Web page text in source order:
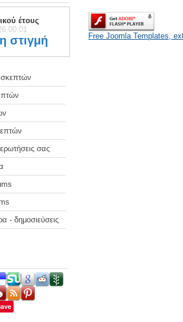
έτους
00:01
στιγμή
σας
- δημοσιεύσεις
Free Joomla Templates,